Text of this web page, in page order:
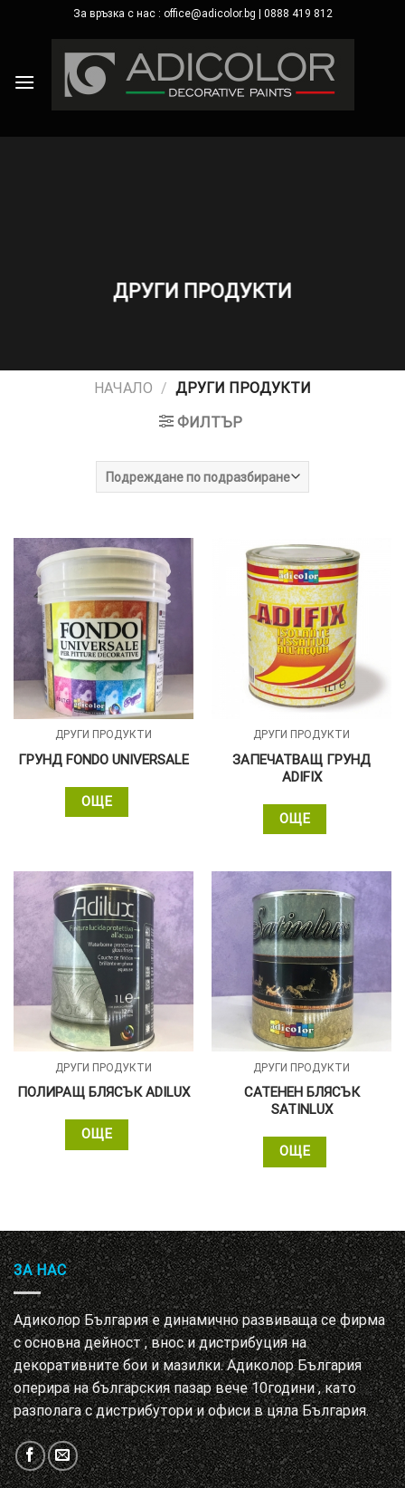
За връзка с нас : office@adicolor.bg | 0888 419 812
ДРУГИ ПРОДУКТИ
НАЧАЛО / ДРУГИ ПРОДУКТИ
ФИЛТЪР
ДРУГИ ПРОДУКТИ
ГРУНД FONDO UNIVERSALE
ОЩЕ
ДРУГИ ПРОДУКТИ
ЗАПЕЧАТВАЩ ГРУНД
ADIFIX
ОЩЕ
ДРУГИ ПРОДУКТИ
ПОЛИРАЩ БЛЯСЪК ADILUX
ОЩЕ
ДРУГИ ПРОДУКТИ
САТЕНЕН БЛЯСЪК
SATINLUX
ОЩЕ
ЗА НАС
Адиколор България е динамично развиваща се фирма
с основна дейност , внос и дистрибуция на
декоративните бои и мазилки. Адиколор България
оперира на българския пазар вече 10години , като
разполага с дистрибутори и офиси в цяла България.
× САЙТ
ИЗПОЛЗВА
БИСКВИТКИ.
ПОВЕЧЕ
ИНФОРМАЦИЯ
МОЖЕТЕ
ДА
НАМЕРИТЕ
ТУК.
УСЛУГИ ОПЦИИ